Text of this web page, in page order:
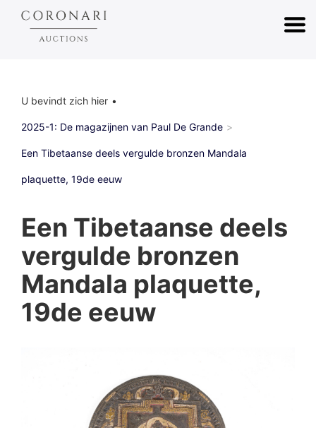
U bevindt zich hier
2025-1: De magazijnen van Paul De Grande
Een Tibetaanse deels vergulde bronzen Mandala
plaquette, 19de eeuw
Een Tibetaanse deels
vergulde bronzen
Mandala plaquette,
19de eeuw